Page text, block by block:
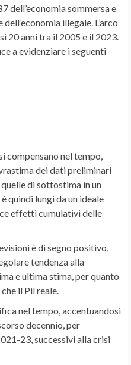
dell’economia sommersa e
illegale. L’arco
20 anni tra il 2005 e il 2023.
a evidenziare i seguenti
compensano nel tempo,
dei dati preliminari
di sottostima in un
quindi lungi da un ideale
effetti cumulativi delle
è di segno positivo,
tendenza alla
e ultima stima, per quanto
il Pil reale.
nel tempo, accentuandosi
decennio, per
23, successivi alla crisi